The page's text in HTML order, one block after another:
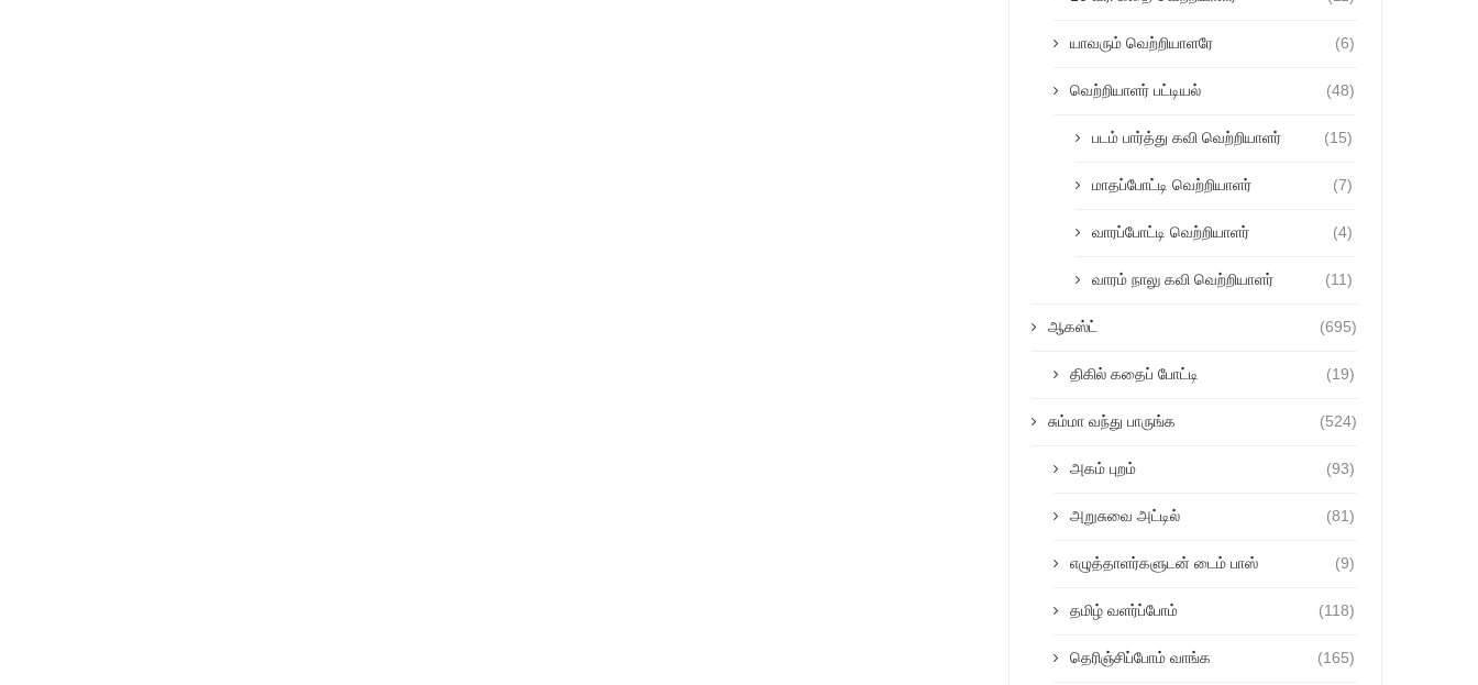
யாவரும் வெற்றியாளரே (6)
வெற்றியாளர் பட்டியல் (48)
படம் பார்த்து கவி வெற்றியாளர் (15)
மாதப்போட்டி வெற்றியாளர் (7)
வாரப்போட்டி வெற்றியாளர் (4)
வாரம் நாலு கவி வெற்றியாளர் (11)
ஆகஸ்ட் (695)
திகில் கதைப் போட்டி (19)
சும்மா வந்து பாருங்க (524)
அகம் புறம் (93)
அறுசுவை அட்டில் (81)
எழுத்தாளர்களுடன் டைம் பாஸ் (9)
தமிழ் வளர்ப்போம் (118)
தெரிஞ்சிப்போம் வாங்க (165)